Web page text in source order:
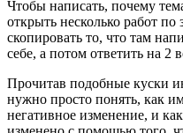
Чтобы написать, почему
открыть несколько работ по
скопировать то, что там
себе, а потом ответить на 2
Прочитав подобные куски
нужно просто понять, как
негативное изменение, и